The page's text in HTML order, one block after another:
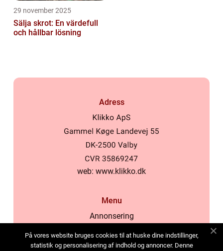
29 november 2025
Sälja skrot: En värdefull
och hållbar lösning
Adress
web: www.klikko.dk
Menu
Annonsering
Cookies
På vores website bruges cookies til at huske dine indstillinger,
statistik og personalisering af indhold og annoncer. Denne